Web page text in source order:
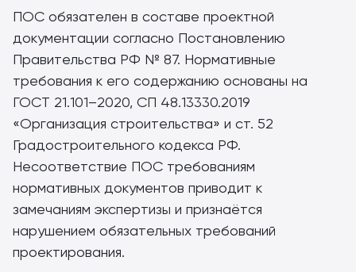
ПОС обязателен в составе проектной
документации согласно Постановлению
Правительства РФ № 87. Нормативные
требования к его содержанию основаны на
ГОСТ 21.101–2020, СП 48.13330.2019
«Организация строительства» и ст. 52
Градостроительного кодекса РФ.
Несоответствие ПОС требованиям
нормативных документов приводит к
замечаниям экспертизы и признаётся
нарушением обязательных требований
проектирования.